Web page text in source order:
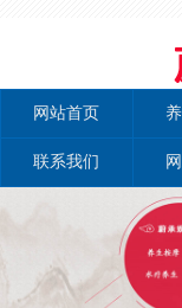
网站首页
联系我们